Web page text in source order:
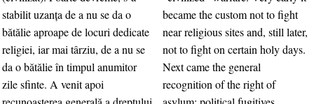
stabilit uzanţa de a nu se da o
bătălie aproape de locuri dedicate
religiei, iar mai târziu, de a nu se
da o bătălie în timpul anumitor
zile sfinte. A venit apoi
became the custom not to fight
near religious sites and, still later,
not to fight on certain holy days.
Next came the general
recognition of the right of